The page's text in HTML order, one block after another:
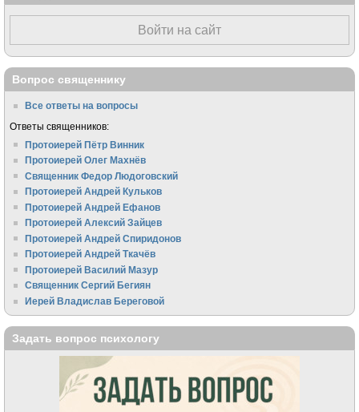
Войти на сайт
Вопрос священнику
Все ответы на вопросы
Ответы священников:
Протоиерей Пётр Винник
Протоиерей Олег Махнёв
Священник Федор Людоговский
Протоиерей Андрей Кульков
Протоиерей Андрей Ефанов
Протоиерей Алексий Зайцев
Протоиерей Андрей Спиридонов
Протоиерей Андрей Ткачёв
Протоиерей Василий Мазур
Священник Сергий Бегиян
Иерей Владислав Береговой
Задать вопрос психологу